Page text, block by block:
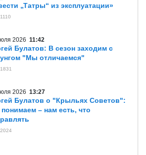
„Татры“ из эксплуатации»
1110
2026 11:42
Булатов: В сезон заходим с
"Мы отличаемся"
1831
2026 13:27
Булатов о "Крыльях Советов":
– нам есть, что
2024